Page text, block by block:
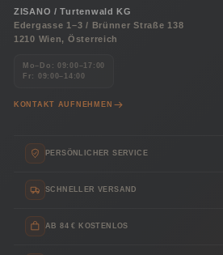
ZISANO / Turtenwald KG
Edergasse 1–3 / Brünner Straße 138
1210 Wien, Österreich
Mo–Do: 09:00–17:00
Fr: 09:00–14:00
KONTAKT AUFNEHMEN
PERSÖNLICHER SERVICE
SCHNELLER VERSAND
AB 84 € KOSTENLOS